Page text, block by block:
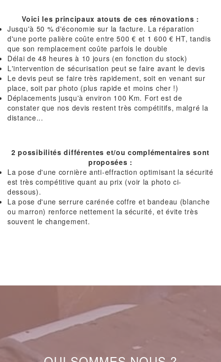
Voici les principaux atouts de ces rénovations :
Jusqu'à 50 % d'économie sur la facture. La réparation
d'une porte palière coûte entre 500 € et 1 600 € HT, tandis
que son remplacement coûte parfois le double
Délai de 48 heures à 10 jours (en fonction du stock)
L'intervention de sécurisation peut se faire avant le devis
Le devis peut se faire très rapidement, soit en venant sur
place, soit par photo (plus rapide et moins cher !)
Déplacements jusqu'à environ 100 Km. Fort est de
constater que nos devis restent très compétitifs, malgré la
distance...
2 possibilités différentes et/ou complémentaires sont
proposées :
La pose d'une cornière anti-effraction optimisant la sécurité
est très compétitive quant au prix (voir la photo ci-
dessous).
La pose d'une serrure carénée coffre et bandeau (blanche
ou marron) renforce nettement la sécurité, et évite très
souvent le changement.